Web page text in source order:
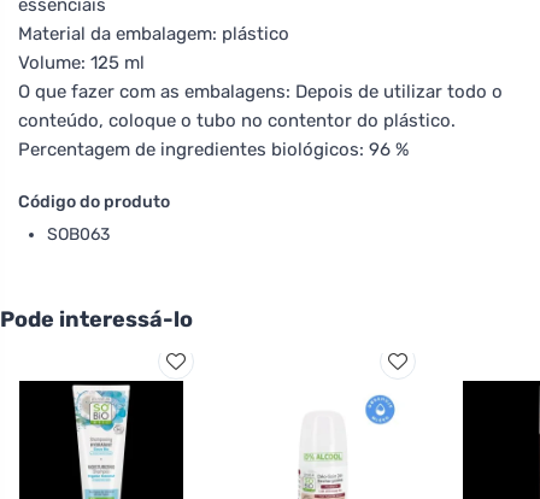
Material da embalagem: plástico
Volume: 125 ml
O que fazer com as embalagens: Depois de utilizar todo o
conteúdo, coloque o tubo no contentor do plástico.
Percentagem de ingredientes biológicos: 96 %
Código do produto
SOB063
Pode interessá-lo